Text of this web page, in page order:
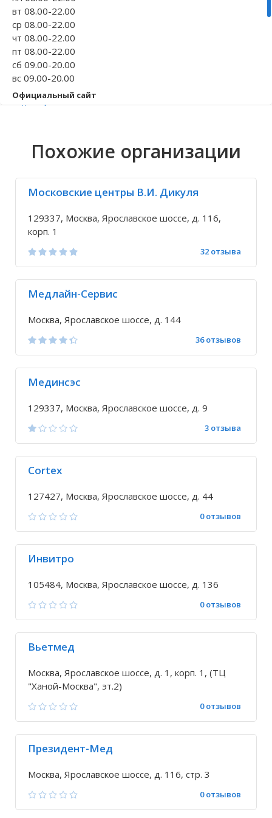
Волгоградская область Иркутская
Кировоградская область Хмельницкая
Восточно-Казахстанская область Северо-
вт 08.00-22.00
ср 08.00-22.00
чт 08.00-22.00
пт 08.00-22.00
сб 09.00-20.00
вс 09.00-20.00
Официальный сайт
unitmed.ru
+7 495 797-38-...
Похожие организации
Московские центры В.И. Дикуля
129337, Москва, Ярославское шоссе, д. 116,
корп. 1
32 отзыва
Медлайн-Сервис
Москва, Ярославское шоссе, д. 144
36 отзывов
Мединсэс
129337, Москва, Ярославское шоссе, д. 9
3 отзыва
Cortex
127427, Москва, Ярославское шоссе, д. 44
0 отзывов
Инвитро
105484, Москва, Ярославское шоссе, д. 136
0 отзывов
Вьетмед
Москва, Ярославское шоссе, д. 1, корп. 1, (ТЦ
"Ханой-Москва", эт.2)
0 отзывов
Президент-Мед
Москва, Ярославское шоссе, д. 116, стр. 3
0 отзывов